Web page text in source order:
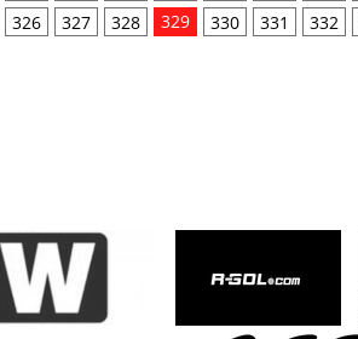
326 327 328 329 330 331 332